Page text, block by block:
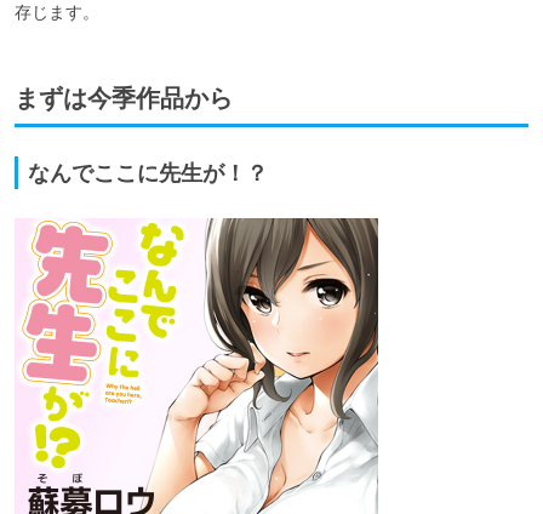
存じます。
まずは今季作品から
なんでここに先生が！？